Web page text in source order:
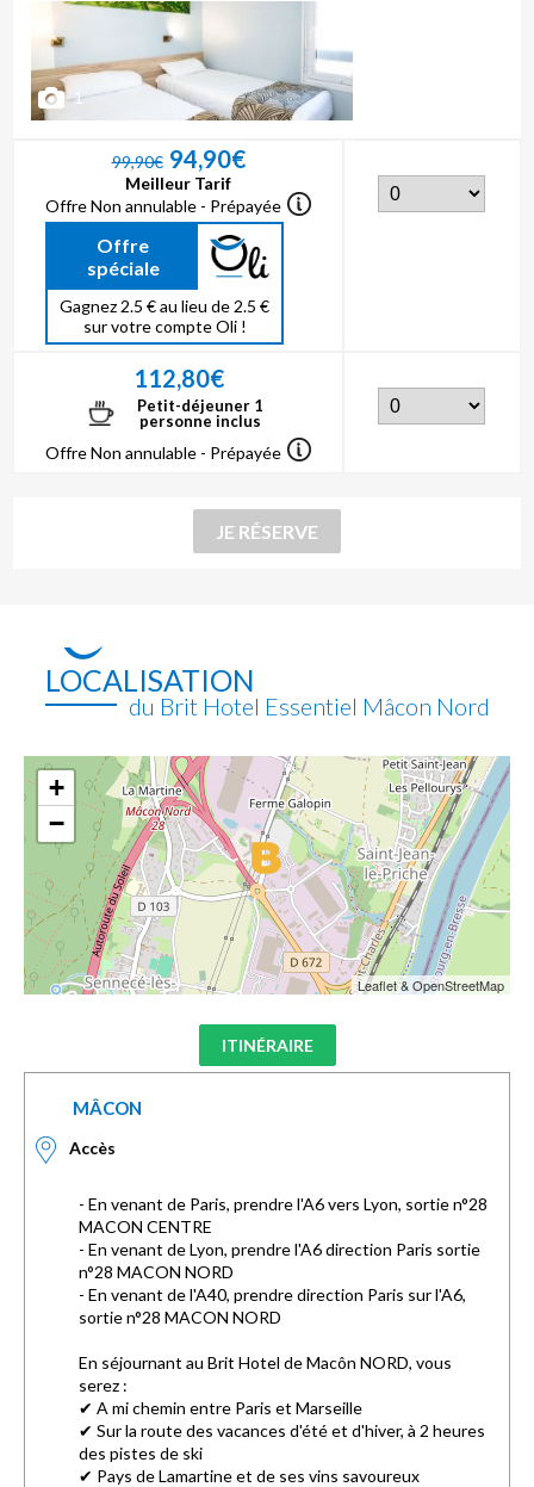
1
99,90€ 94,90€
Meilleur Tarif
Offre Non annulable - Prépayée
Offre
spéciale
Gagnez 2.5 € au lieu de 2.5 €
sur votre compte Oli !
112,80€
Petit-déjeuner 1
personne inclus
Offre Non annulable - Prépayée
LOCALISATION
du Brit Hotel Essentiel Mâcon Nord
+
−
Leaflet & OpenStreetMap
ITINÉRAIRE
MÂCON
Accès
- En venant de Paris, prendre l'A6 vers Lyon, sortie n°28
MACON CENTRE
- En venant de Lyon, prendre l'A6 direction Paris sortie
n°28 MACON NORD
- En venant de l'A40, prendre direction Paris sur l'A6,
sortie n°28 MACON NORD
En séjournant au Brit Hotel de Macôn NORD, vous
serez :
✔ A mi chemin entre Paris et Marseille
✔ Sur la route des vacances d'été et d'hiver, à 2 heures
des pistes de ski
✔ Pays de Lamartine et de ses vins savoureux